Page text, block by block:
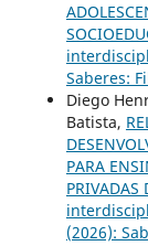
Saberes:
Diego
Batista,
PARA
PRIVADAS
(2026):